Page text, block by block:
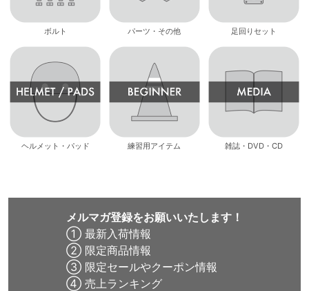
ボルト パーツ・その他 足回りセット
ヘルメット・パッド 練習用アイテム 雑誌・DVD・CD
メルマガ登録をお願いいたします！
① 最新入荷情報
② 限定商品情報
③ 限定セールやクーポン情報
④ 売上ランキング